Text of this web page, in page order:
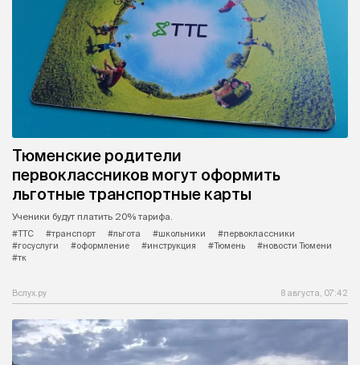
Тюменские родители
первоклассников могут оформить
льготные транспортные карты
Ученики будут платить 20% тарифа.
#ТТС
#транспорт #льгота #школьники
#первоклассники
#госуслуги
#оформление #инструкция #Тюмень
#новости Тюмени
#тк
Вслух.ру 8 августа, 07:42